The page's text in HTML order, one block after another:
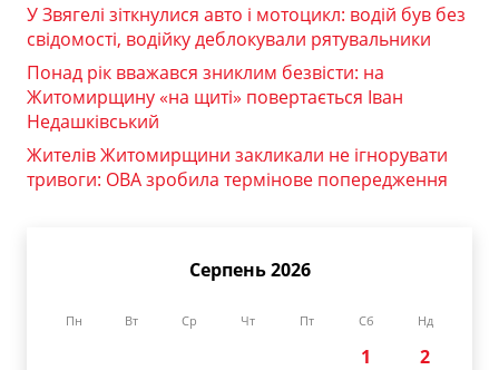
У Звягелі зіткнулися авто і мотоцикл: водій був без
свідомості, водійку деблокували рятувальники
Понад рік вважався зниклим безвісти: на
Житомирщину «на щиті» повертається Іван
Недашківський
Жителів Житомирщини закликали не ігнорувати
тривоги: ОВА зробила термінове попередження
Серпень 2026
Пн Вт Ср Чт Пт Сб Нд
1
2